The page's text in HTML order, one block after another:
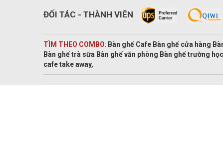
ĐỐI TÁC - THÀNH VIÊN
TÌM THEO COMBO: Bàn ghế Cafe Bàn ghế cửa hàng
Bàn ghế trà sữa Bàn ghế văn phòng Bàn ghế trường
cafe take away,